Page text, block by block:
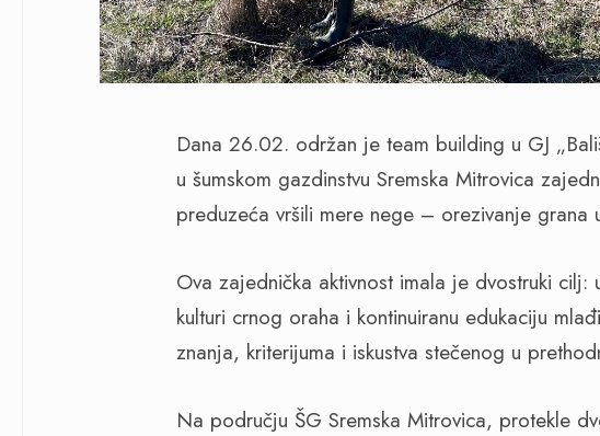
Dana 26.02. održan je team building u GJ
u šumskom gazdinstvu Sremska Mitrovica
preduzeća vršili mere nege – orezivanje grana
Ova zajednička aktivnost imala je dvostruki
kulturi crnog oraha i kontinuiranu edukaciju
znanja, kriterijuma i iskustva stečenog u
Na području ŠG Sremska Mitrovica, protekle